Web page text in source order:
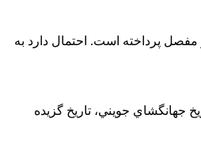
پرداخته است. احتمال دارد به
جهانگشاي جويني، تاريخ گزيده